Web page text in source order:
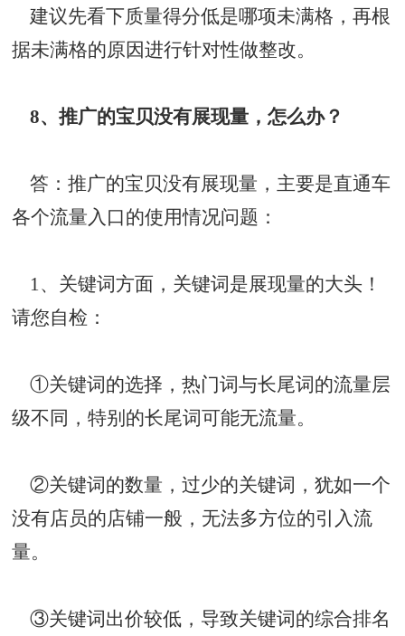
建议先看下质量得分低是哪项未满格，再根
据未满格的原因进行针对性做整改。
8、推广的宝贝没有展现量，怎么办？
答：推广的宝贝没有展现量，主要是直通车
各个流量入口的使用情况问题：
1、关键词方面，关键词是展现量的大头！
请您自检：
①关键词的选择，热门词与长尾词的流量层
级不同，特别的长尾词可能无流量。
②关键词的数量，过少的关键词，犹如一个
没有店员的店铺一般，无法多方位的引入流
量。
③关键词出价较低，导致关键词的综合排名